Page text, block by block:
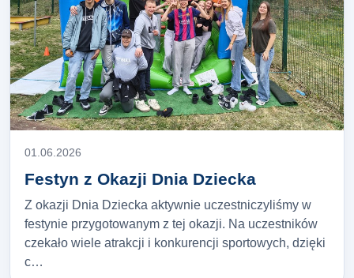
01.06.2026
Festyn z Okazji Dnia Dziecka
Z okazji Dnia Dziecka aktywnie uczestniczyliśmy w
festynie przygotowanym z tej okazji. Na uczestników
czekało wiele atrakcji i konkurencji sportowych, dzięki
c…